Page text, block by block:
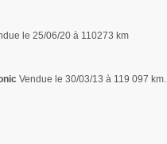
le 25/06/20 à 110273 km
Vendue le 30/03/13 à 119 097 km.